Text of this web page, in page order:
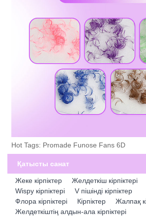
Hot Tags: Promade Funose Fans 6D
Қатысты санат
Жеке кірпіктер Желдеткіш кірпіктері
Wispy кірпіктері
V пішінді кірпіктер
Флора кірпіктері
Кірпіктер
Жалпақ
Желдеткіштің алдын-ала кірпіктері